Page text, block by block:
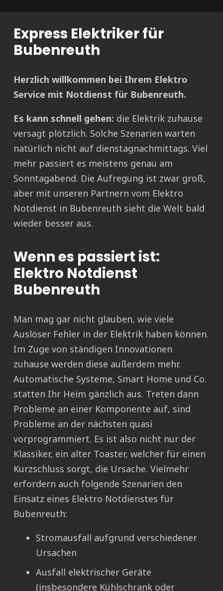
Express Elektriker für
Bubenreuth
Herzlich willkommen bei Ihrem Elektro
Service mit Notdienst für Bubenreuth.
Es kann schnell gehen: die Elektrik zuhause
versagt plötzlich. Solche Szenarien warten
natürlich nicht auf dienstagnachmittags. Viel
mehr passiert es meistens genau am
Sonntagabend. Die Aufregung ist zwar groß,
aber mit unseren Partnern vom Elektro
Notdienst in Bubenreuth sieht die Welt bald
wieder besser aus.
Wenn es passiert ist:
Elektro Notdienst
Bubenreuth
Man mag gar nicht glauben, wie viele
Auslöser Fehler in der Elektrik haben können.
Im Zuge von ständigen Innovationen
zuhause werden diese außerdem mehr.
Automatische Systeme, Smart Home und Co.
statten Ihr Heim gänzlich aus. Treten dann
Probleme an einer Komponente auf, sind
Probleme an der nächsten quasi
vorprogrammiert. Es ist also nicht nur der
Klassiker, ein alter Toaster, welcher für einen
Kurzschluss sorgt, die Ursache. Vielmehr
erfordern auch folgende Szenarien den
Einsatz eines Elektro Notdienstes für
Bubenreuth:
Stromausfall aufgrund verschiedener
Ursachen
Ausfall elektrischer Geräte
(insbesondere Kühlschrank oder